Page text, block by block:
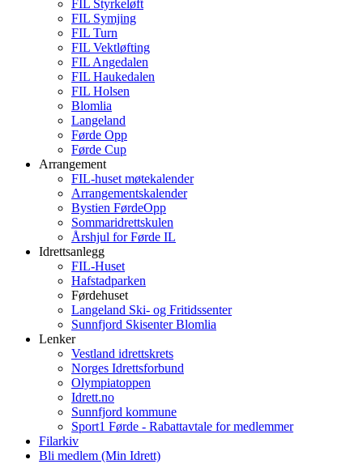
FIL Styrkeløft
FIL Symjing
FIL Turn
FIL Vektløfting
FIL Angedalen
FIL Haukedalen
FIL Holsen
Blomlia
Langeland
Førde Opp
Førde Cup
Arrangement
FIL-huset møtekalender
Arrangementskalender
Bystien FørdeOpp
Sommaridrettskulen
Årshjul for Førde IL
Idrettsanlegg
FIL-Huset
Hafstadparken
Førdehuset
Langeland Ski- og Fritidssenter
Sunnfjord Skisenter Blomlia
Lenker
Vestland idrettskrets
Norges Idrettsforbund
Olympiatoppen
Idrett.no
Sunnfjord kommune
Sport1 Førde - Rabattavtale for medlemmer
Filarkiv
Bli medlem (Min Idrett)